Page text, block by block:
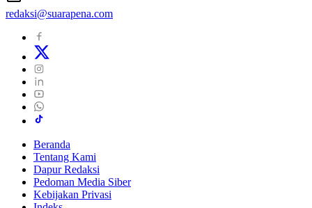
redaksi@suarapena.com
Beranda
Tentang Kami
Dapur Redaksi
Pedoman Media Siber
Kebijakan Privasi